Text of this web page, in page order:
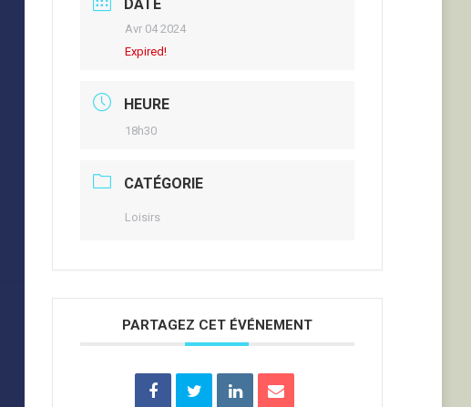
DATE
Avr 04 2024
Expired!
HEURE
18h30
CATÉGORIE
Loisirs
PARTAGEZ CET ÉVÉNEMENT